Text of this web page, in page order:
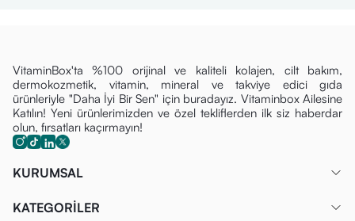
VitaminBox'ta %100 orijinal ve kaliteli kolajen, cilt bakım,
dermokozmetik, vitamin, mineral ve takviye edici gıda
ürünleriyle "Daha İyi Bir Sen" için buradayız. Vitaminbox Ailesine
Katılın! Yeni ürünlerimizden ve özel tekliflerden ilk siz haberdar
olun, fırsatları kaçırmayın!
KURUMSAL
KATEGORİLER